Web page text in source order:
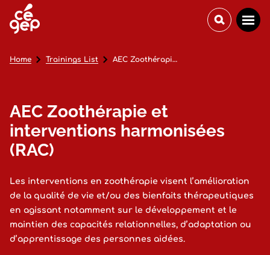
AEC Zoothérapie et
interventions harmonisées
(RAC)
Les interventions en zoothérapie visent l’amélioration
de la qualité de vie et/ou des bienfaits thérapeutiques
en agissant notamment sur le développement et le
maintien des capacités relationnelles, d’adaptation ou
d’apprentissage des personnes aidées.
Home Trainings List AEC Zoothérapie et interventions harmonisées (RAC)